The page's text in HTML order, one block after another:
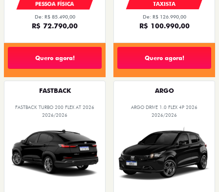
PESSOA FÍSICA
De: R$ 85.490,00
R$ 72.790,00
Quero agora!
TAXISTA
De: R$ 126.990,00
R$ 100.990,00
Quero agora!
FASTBACK
FASTBACK TURBO 200 FLEX AT 2026
2026/2026
ARGO
ARGO DRIVE 1.0 FLEX 4P 2026
2026/2026